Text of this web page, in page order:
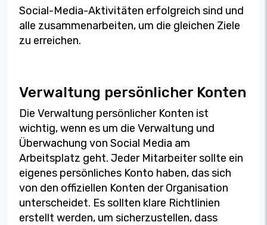
Social-Media-Aktivitäten erfolgreich sind und
alle zusammenarbeiten, um die gleichen Ziele
zu erreichen.
Verwaltung persönlicher Konten
Die Verwaltung persönlicher Konten ist
wichtig, wenn es um die Verwaltung und
Überwachung von Social Media am
Arbeitsplatz geht. Jeder Mitarbeiter sollte ein
eigenes persönliches Konto haben, das sich
von den offiziellen Konten der Organisation
unterscheidet. Es sollten klare Richtlinien
erstellt werden, um sicherzustellen, dass